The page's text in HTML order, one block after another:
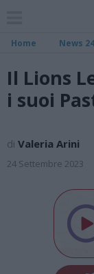
Home News 24
Il Lions
i suoi
di Valeria Arini
24 Settembre 2023